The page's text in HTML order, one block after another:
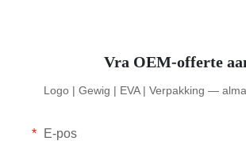
Vra OEM-offerte
Logo | Gewig | EVA | Verpakking —
E-pos